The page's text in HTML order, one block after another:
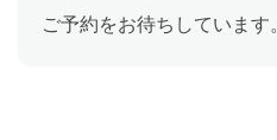
ご予約をお待ちしています。